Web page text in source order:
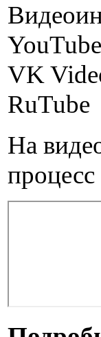
YouTube
VK
RuTube
На
процесс